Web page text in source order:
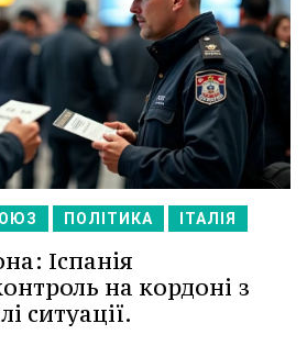
ПОЛІТИКА ІТАЛІЯ
Іспанія
на кордоні з
ситуації.